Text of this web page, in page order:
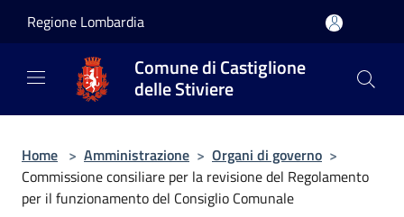
Regione Lombardia
Comune di Castiglione
delle Stiviere
Home > Amministrazione > Organi di governo >
Commissione consiliare per la revisione del Regolamento
per il funzionamento del Consiglio Comunale